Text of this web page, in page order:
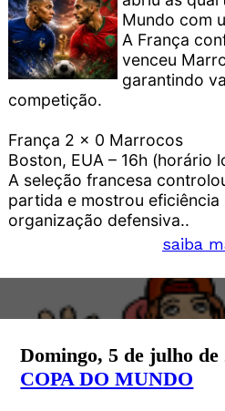
Mundo com
A França
venceu
garantindo
competição.
França 2 x 0 Marrocos
Boston, EUA – 16h (horário
A seleção francesa
partida e mostrou
organização defensiva..
saiba
Domingo, 5 de julho de
COPA DO MUNDO